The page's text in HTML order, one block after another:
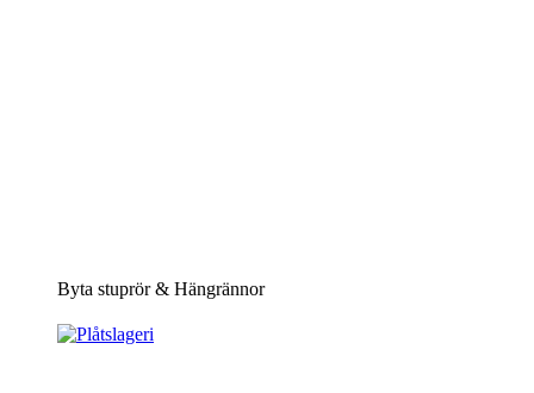
Byta stuprör & Hängrännor